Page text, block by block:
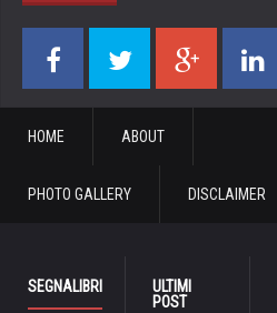
HOME ABOUT
PHOTO GALLERY DISCLAIMER
SEGNALIBRI
ULTIMI
POST